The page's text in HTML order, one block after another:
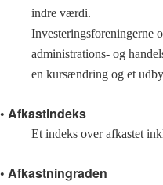
indre værdi.
Investeringsforeningerne
administrations- og
en kursændring og et
• Afkastindeks
Et indeks over afkastet
• Afkastningraden